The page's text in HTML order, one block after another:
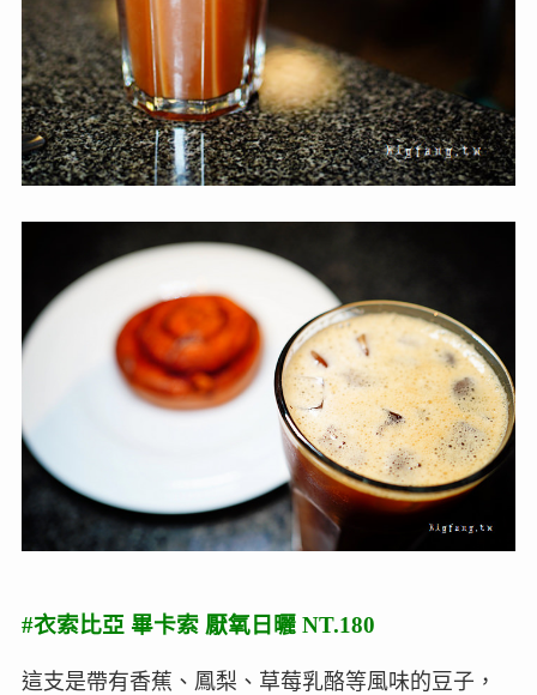
#衣索比亞 畢卡索 厭氧日曬 NT.180
這支是帶有香蕉、鳳梨、草莓乳酪等風味的豆子，